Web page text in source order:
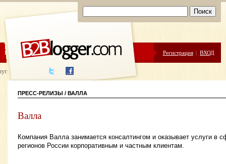
ЦЕНЫ ПОМОЩЬ Регистрация | ВХОД
написания
ПРЕСС-РЕЛИЗЫ / ВАЛЛА
Валла
Компания Валла занимается консалтингом и оказывает услуги в
регионов России корпоративным и частным клиентам.